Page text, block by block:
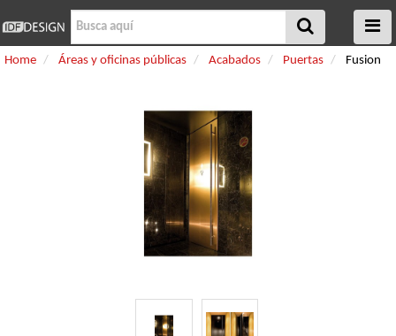
Home Áreas y oficinas públicas Acabados Puertas Fusion